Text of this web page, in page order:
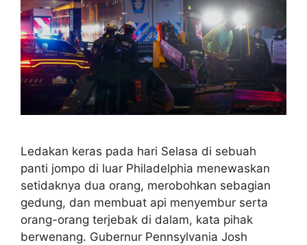
Ledakan keras pada hari Selasa di sebuah
panti jompo di luar Philadelphia menewaskan
setidaknya dua orang, merobohkan sebagian
gedung, dan membuat api menyembur serta
orang-orang terjebak di dalam, kata pihak
berwenang. Gubernur Pennsylvania Josh